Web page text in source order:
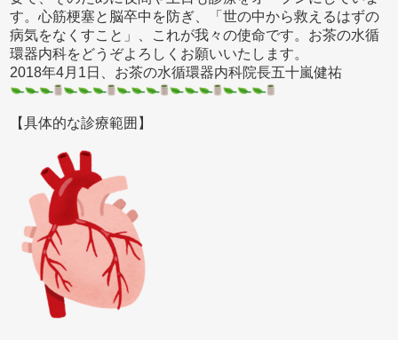
す。心筋梗塞と脳卒中を防ぎ、「世の中から救えるはずの
病気をなくすこと」、これが我々の使命です。お茶の水循
環器内科をどうぞよろしくお願いいたします。
2018年4月1日、お茶の水循環器内科院長五十嵐健祐
【具体的な診療範囲】